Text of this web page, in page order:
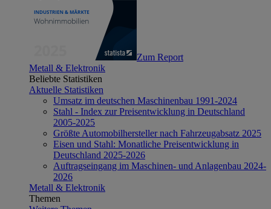
Zum Report
Metall & Elektronik
Beliebte Statistiken
Aktuelle Statistiken
Umsatz im deutschen Maschinenbau 1991-2024
Stahl - Index zur Preisentwicklung in Deutschland
2005-2025
Größte Automobilhersteller nach Fahrzeugabsatz 2025
Eisen und Stahl: Monatliche Preisentwicklung in
Deutschland 2025-2026
Auftragseingang im Maschinen- und Anlagenbau 2024-
2026
Metall & Elektronik
Themen